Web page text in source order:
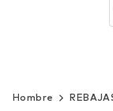
Hombre